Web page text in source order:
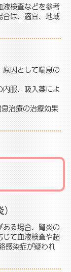
検査などを参考
は、適宜、地域
因として喘息の
服、吸入薬によ
治療の治療効果
）
る場合、腎炎の
て血液検査や超
感染症が疑われ